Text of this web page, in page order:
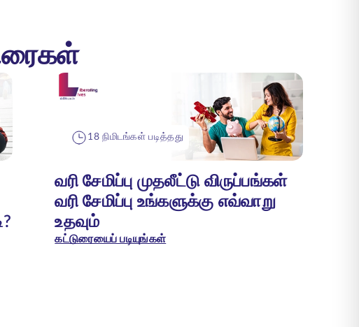
18 நிமிடங்கள் படித்தது
வரி சேமிப்பு முதலீட்டு விருப்பங்கள்
வரி சேமிப்பு உங்களுக்கு எவ்வாறு
உதவும்
கட்டுரையைப் படியுங்கள்